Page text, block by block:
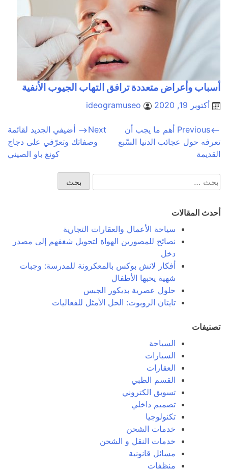
أسباب وأعراض متعددة ترافق التهاب الجيوب الأنفية
أكتوبر 19, 2020 ideogramuseo
تصفّح
المقالات
Previous أهم ما يجب أن
تعرفه حول عجائب الدنيا السّبع
القديمة
Next
أضيفي الجديد لقائمة
وصفاتك وتعرّفي على دجاج
كونغ باو الصيني
البحث
عن:
أحدث المقالات
سياحة الأعمال والعقارات التجارية
نصائح للمصورين الهواة لتحويل شغفهم إلى مصدر
دخل
أفكار لانش بوكس بالمعكرونة للمدرسة: وجبات
شهية يحبها الأطفال
حلول عصرية بديكور الجبس
تايتان الروبوت: الحل الأمثل للفعاليات
تصنيفات
السياحة
السيارات
العقارات
القسم الطبي
تسويق الكتروني
تصميم داخلي
تكنولوجيا
خدمات الشحن
خدمات النقل و الشحن
مسائل قانونية
منظفات